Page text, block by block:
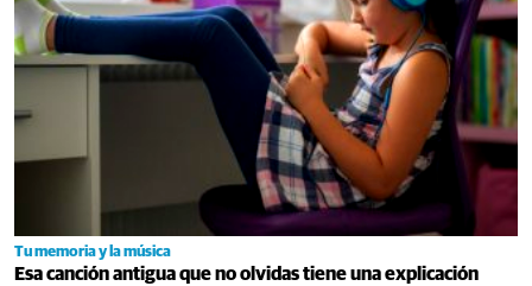
Tu memoria y la música
Esa canción antigua que no olvidas tiene una explicación